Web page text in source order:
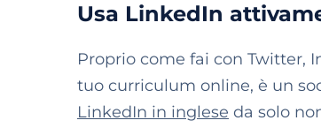
Usa LinkedIn
Proprio come fai con Twitter,
tuo curriculum online, è un
LinkedIn in inglese da solo